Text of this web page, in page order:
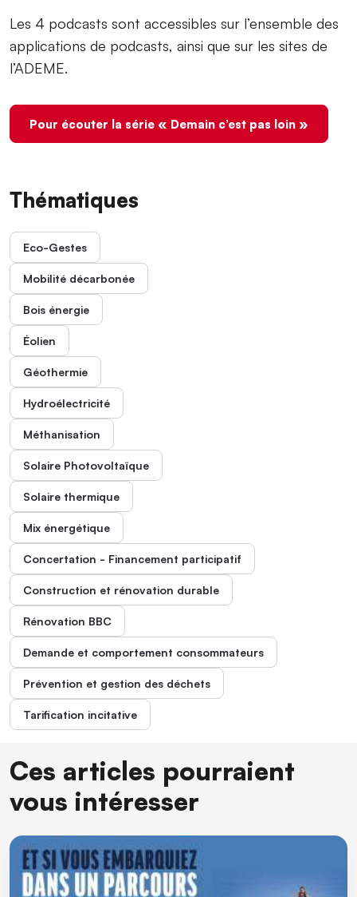
Les 4 podcasts sont accessibles sur l’ensemble des
applications de podcasts, ainsi que sur les sites de
l’ADEME.
Pour écouter la série « Demain c’est pas loin »
Thématiques
Eco-Gestes
Mobilité décarbonée
Bois énergie
Éolien
Géothermie
Hydroélectricité
Méthanisation
Solaire Photovoltaïque
Solaire thermique
Mix énergétique
Concertation - Financement participatif
Construction et rénovation durable
Rénovation BBC
Demande et comportement consommateurs
Prévention et gestion des déchets
Tarification incitative
Ces articles pourraient
vous intéresser